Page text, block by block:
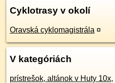
Cyklotrasy v okolí
Oravská cyklomagistrála ¤
V kategóriách
prístrešok, altánok v Huty 10x,